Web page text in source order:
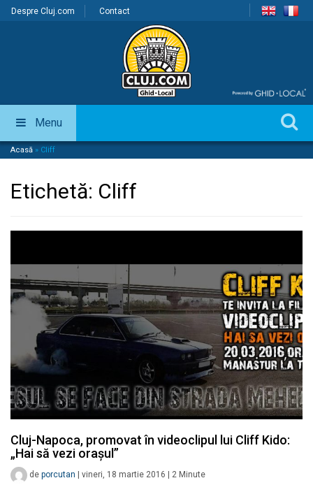
Despre Cluj.com Contact
Menu
Acasă » Cliff
Etichetă: Cliff
Cluj-Napoca, promovat în videoclipul lui Cliff Kido:
„Hai să vezi orașul”
de porcutan vineri, 18 martie 2016 2 Minute